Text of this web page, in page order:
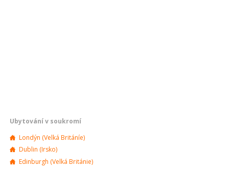
Ubytování v soukromí
Londýn (Velká Británíe)
Dublin (Irsko)
Edinburgh (Velká Británie)